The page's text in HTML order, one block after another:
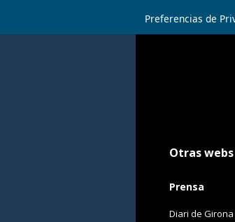
Preferencias de
Otras
Prensa
Diari de Girona